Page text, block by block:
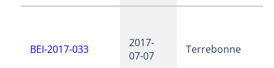
BEI-2017-033
2017-
07-07
Terrebonne